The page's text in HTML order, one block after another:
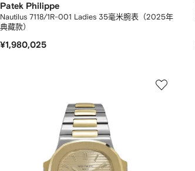
Patek Philippe
Nautilus 7118/1R-001 Ladies 35毫米腕表（2025年
典藏款）
¥1,980,025